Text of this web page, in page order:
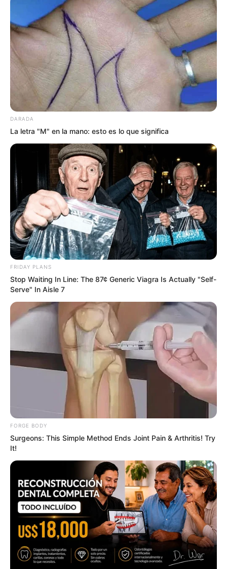
Alejandro Camacho: Un villano con muchos
rostros que ahora brilla en “Guardián de mi vida”
FAMOSOS
¿Qué le cantó Nodal a su
suegro Pepe Aguilar en su
Agosto 08, 2026
SERIES Y CINE
Luto en “Survivor": Igual que
en La Casa de los Famosos,
muere papá de una
concursante y ella decide
quedarse
Agosto 08, 2026
Alejandro Flores
¡Besos entre todos! Ese Pérez
con Flor, Fede con Gema y
Moisés con Karina Torres
Agosto 08, 2026
TVyNovelas
Dulce la cantante: El último
adiós sigue pendiente y
familia espera resolución
sobre sus cenizas
Agosto 08, 2026
Nayib Canaán